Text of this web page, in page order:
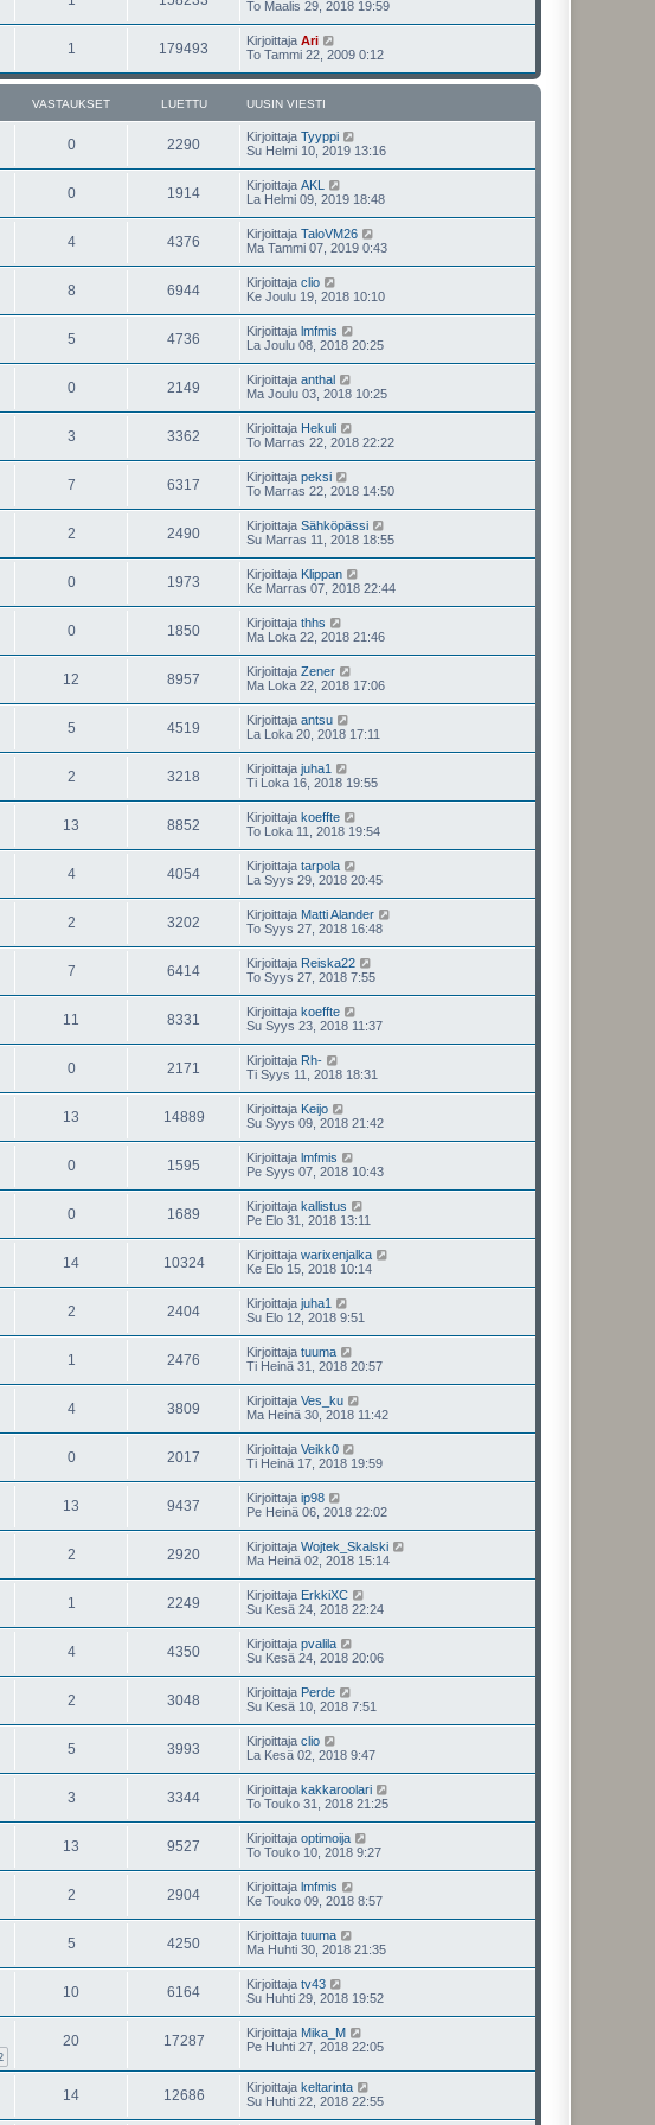
To Maalis 29, 2018 19:59
1 179493 Kirjoittaja Ari
To Tammi 22, 2009 0:12
VASTAUKSET LUETTU UUSIN VIESTI
0 2290 Kirjoittaja Tyyppi
Su Helmi 10, 2019 13:16
0 1914 Kirjoittaja AKL
La Helmi 09, 2019 18:48
4 4376 Kirjoittaja TaloVM26
Ma Tammi 07, 2019 0:43
8 6944 Kirjoittaja clio
Ke Joulu 19, 2018 10:10
5 4736 Kirjoittaja lmfmis
La Joulu 08, 2018 20:25
0 2149 Kirjoittaja anthal
Ma Joulu 03, 2018 10:25
3 3362 Kirjoittaja Hekuli
To Marras 22, 2018 22:22
7 6317 Kirjoittaja peksi
To Marras 22, 2018 14:50
2 2490 Kirjoittaja Sähköpässi
Su Marras 11, 2018 18:55
0 1973 Kirjoittaja Klippan
Ke Marras 07, 2018 22:44
0 1850 Kirjoittaja thhs
Ma Loka 22, 2018 21:46
12 8957 Kirjoittaja Zener
Ma Loka 22, 2018 17:06
5 4519 Kirjoittaja antsu
La Loka 20, 2018 17:11
2 3218 Kirjoittaja juha1
Ti Loka 16, 2018 19:55
13 8852 Kirjoittaja koeffte
To Loka 11, 2018 19:54
4 4054 Kirjoittaja tarpola
La Syys 29, 2018 20:45
2 3202 Kirjoittaja Matti Alander
To Syys 27, 2018 16:48
7 6414 Kirjoittaja Reiska22
To Syys 27, 2018 7:55
11 8331 Kirjoittaja koeffte
Su Syys 23, 2018 11:37
0 2171 Kirjoittaja Rh-
Ti Syys 11, 2018 18:31
13 14889 Kirjoittaja Keijo
Su Syys 09, 2018 21:42
0 1595 Kirjoittaja lmfmis
Pe Syys 07, 2018 10:43
0 1689 Kirjoittaja kallistus
Pe Elo 31, 2018 13:11
14 10324 Kirjoittaja warixenjalka
Ke Elo 15, 2018 10:14
2 2404 Kirjoittaja juha1
Su Elo 12, 2018 9:51
1 2476 Kirjoittaja tuuma
Ti Heinä 31, 2018 20:57
4 3809 Kirjoittaja Ves_ku
Ma Heinä 30, 2018 11:42
0 2017 Kirjoittaja Veikk0
Ti Heinä 17, 2018 19:59
13 9437 Kirjoittaja ip98
Pe Heinä 06, 2018 22:02
2 2920 Kirjoittaja Wojtek_Skalski
Ma Heinä 02, 2018 15:14
1 2249 Kirjoittaja ErkkiXC
Su Kesä 24, 2018 22:24
4 4350 Kirjoittaja pvalila
Su Kesä 24, 2018 20:06
2 3048 Kirjoittaja Perde
Su Kesä 10, 2018 7:51
5 3993 Kirjoittaja clio
La Kesä 02, 2018 9:47
3 3344 Kirjoittaja kakkaroolari
To Touko 31, 2018 21:25
13 9527 Kirjoittaja optimoija
To Touko 10, 2018 9:27
2 2904 Kirjoittaja lmfmis
Ke Touko 09, 2018 8:57
5 4250 Kirjoittaja tuuma
Ma Huhti 30, 2018 21:35
10 6164 Kirjoittaja tv43
Su Huhti 29, 2018 19:52
20 17287 Kirjoittaja Mika_M
Pe Huhti 27, 2018 22:05
14 12686 Kirjoittaja keltarinta
Su Huhti 22, 2018 22:55